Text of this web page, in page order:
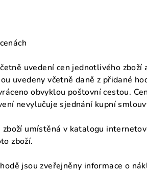
uvedení cen jednotlivého
uvedeny včetně daně z přidané
obvyklou poštovní cestou.
nevylučuje sjednání kupní
zboží umístěná v katalogu
zboží.
jsou zveřejněny informace o